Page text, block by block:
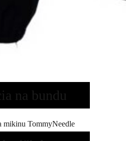
na bundu